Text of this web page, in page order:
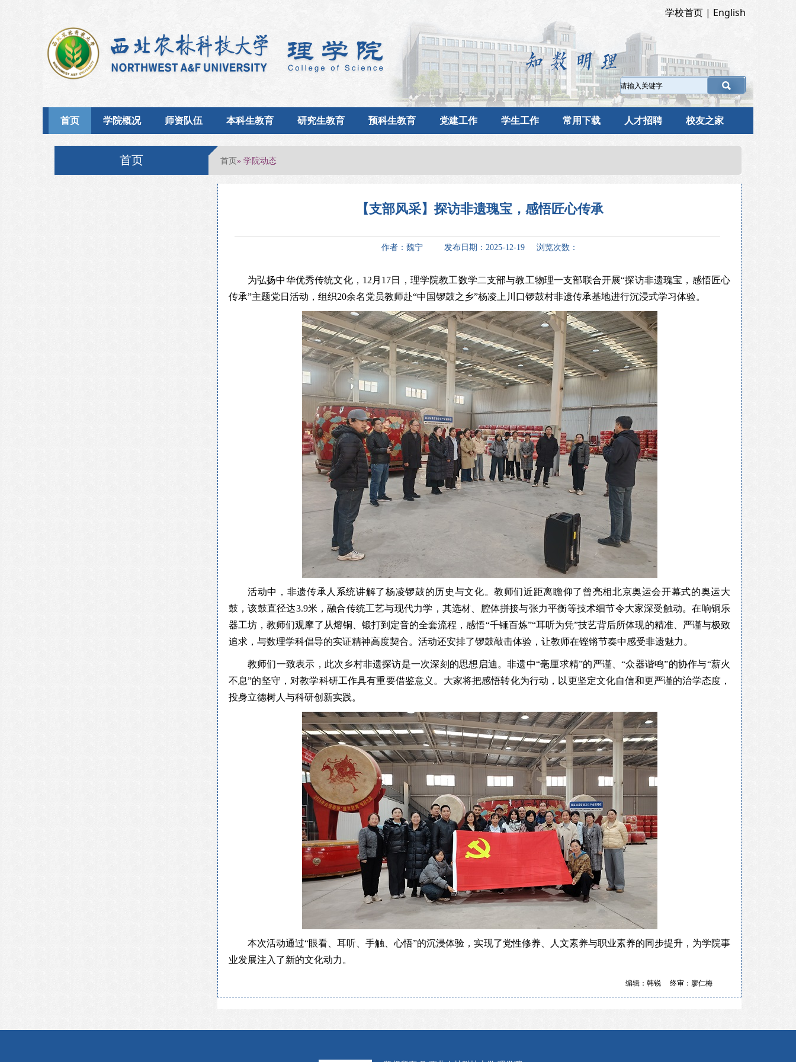
学校首页 | English
首页 学院概况 师资队伍 本科生教育 研究生教育 预科生教育 党建工作 学生工作 常用下载 人才招聘 校友之家
首页 首页» 学院动态
【支部风采】探访非遗瑰宝，感悟匠心传承
作者：魏宁 发布日期：2025-12-19 浏览次数：
为弘扬中华优秀传统文化，12月17日，理学院教工数学二支部与教工物理一支部联合开展“探访非遗瑰宝，感悟匠心
传承”主题党日活动，组织20余名党员教师赴“中国锣鼓之乡”杨凌上川口锣鼓村非遗传承基地进行沉浸式学习体验。
活动中，非遗传承人系统讲解了杨凌锣鼓的历史与文化。教师们近距离瞻仰了曾亮相北京奥运会开幕式的奥运大
鼓，该鼓直径达3.9米，融合传统工艺与现代力学，其选材、腔体拼接与张力平衡等技术细节令大家深受触动。在响铜乐
器工坊，教师们观摩了从熔铜、锻打到定音的全套流程，感悟“千锤百炼”“耳听为凭”技艺背后所体现的精准、严谨与极致
追求，与数理学科倡导的实证精神高度契合。活动还安排了锣鼓敲击体验，让教师在铿锵节奏中感受非遗魅力。
教师们一致表示，此次乡村非遗探访是一次深刻的思想启迪。非遗中“毫厘求精”的严谨、“众器谐鸣”的协作与“薪火
不息”的坚守，对教学科研工作具有重要借鉴意义。大家将把感悟转化为行动，以更坚定文化自信和更严谨的治学态度，
投身立德树人与科研创新实践。
本次活动通过“眼看、耳听、手触、心悟”的沉浸体验，实现了党性修养、人文素养与职业素养的同步提升，为学院事
业发展注入了新的文化动力。
编辑：韩锐 终审：廖仁梅